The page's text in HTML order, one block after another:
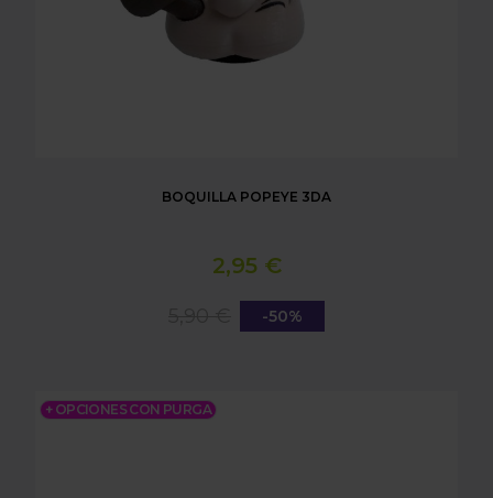
BOQUILLA POPEYE 3DA
2,95 €
-50%
+ OPCIONES CON PURGA
BOQUILLA MARIO 3DA